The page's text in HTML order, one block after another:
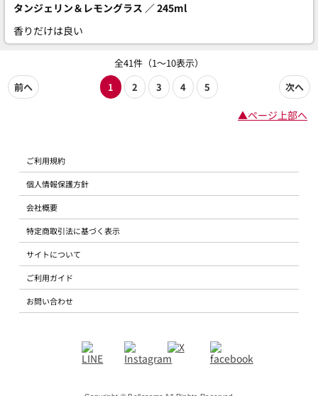
タンジェリン＆レモングラス ／ 245ml
香りだけは良い
全41件（1～10表示）
前へ
1 2 3 4 5 次へ
▲ページ上部へ
ご利用規約
個人情報保護方針
会社概要
特定商取引法に基づく表示
サイトについて
ご利用ガイド
お問い合わせ